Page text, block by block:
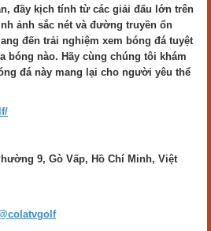
đầy kịch tính từ các giải đấu lớn trên
ảnh sắc nét và đường truyền ổn
đến trải nghiệm xem bóng đá tuyệt
bóng nào. Hãy cùng chúng tôi khám
đá này mang lại cho người yêu thể
9, Gò Vấp, Hồ Chí Minh, Việt